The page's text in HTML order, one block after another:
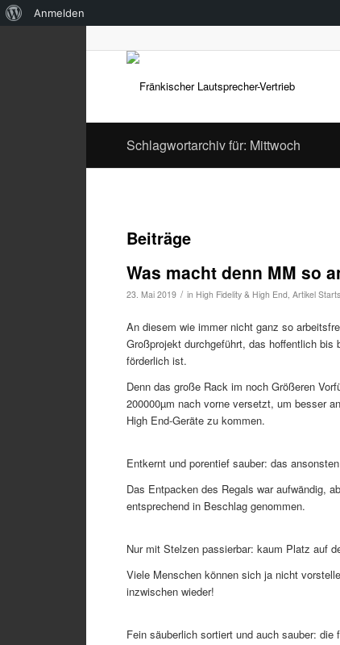
Über
Anmelden
Schlagwortarchiv für: Mittwoch
Beiträge
Was macht denn MM so
23. Mai 2019 / in High Fidelity & High End, Artikel
An diesem wie immer nicht ganz so
Großprojekt durchgeführt, das hoffentlich
förderlich ist.
Denn das große Rack im noch Größeren
200000µm nach vorne versetzt, um besser
High End-Geräte zu kommen.
Entkernt und porentief sauber: das
Das Entpacken des Regals war aufwändig,
entsprechend in Beschlag genommen.
Nur mit Stelzen passierbar: kaum Platz auf
Viele Menschen können sich ja nicht
inzwischen wieder!
Fein säuberlich sortiert und auch sauber: